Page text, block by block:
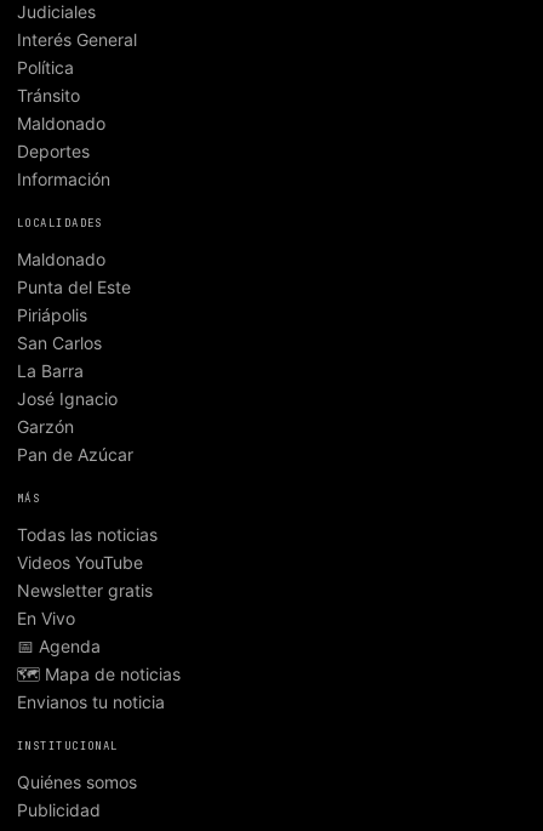
Judiciales
Interés General
Política
Tránsito
Maldonado
Deportes
Información
LOCALIDADES
Maldonado
Punta del Este
Piriápolis
San Carlos
La Barra
José Ignacio
Garzón
Pan de Azúcar
MÁS
Todas las noticias
Videos YouTube
Newsletter gratis
En Vivo
📅 Agenda
🗺️ Mapa de noticias
Envianos tu noticia
INSTITUCIONAL
Quiénes somos
Publicidad